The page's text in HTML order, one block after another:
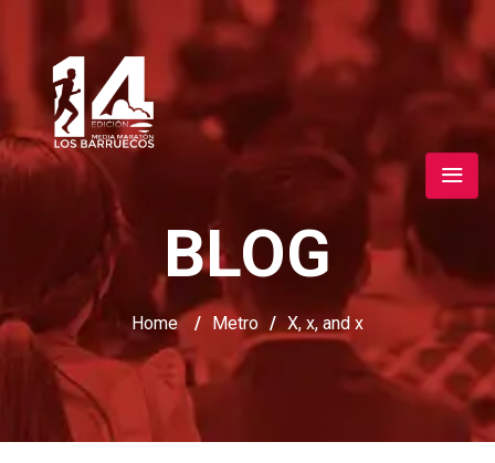
BLOG
Home / Metro / X, x, and x